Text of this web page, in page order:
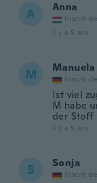
A Anna
Inscrit
il y a 5 ans
M Manuela
Inscrit
Ist viel
M habe
der Stoff
il y a 5 ans
S Sonja
Inscrit